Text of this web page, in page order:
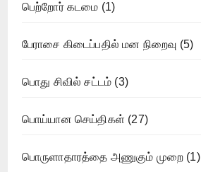
பெற்றோர் கடமை (1)
பேராசை கிடைப்பதில் மன நிறைவு (5)
பொது சிவில் சட்டம் (3)
பொய்யான செய்திகள் (27)
பொருளாதாரத்தை அணுகும் முறை (1)